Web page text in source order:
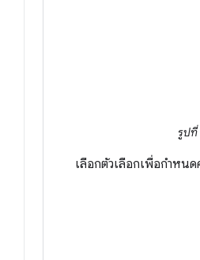
รูปที่
เลือกตัวเลือกเพื่อกำหน